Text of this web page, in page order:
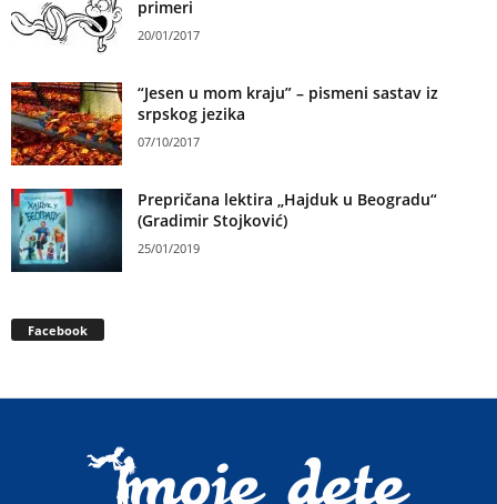
primeri
20/01/2017
“Jesen u mom kraju” – pismeni sastav iz
srpskog jezika
07/10/2017
Prepričana lektira „Hajduk u Beogradu“
(Gradimir Stojković)
25/01/2019
Facebook